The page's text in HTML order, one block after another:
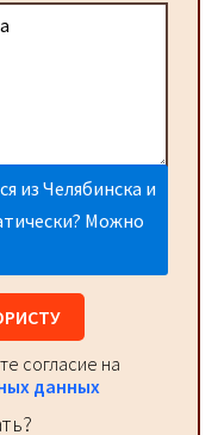
из Челябинска и
Можно
согласие на
данных